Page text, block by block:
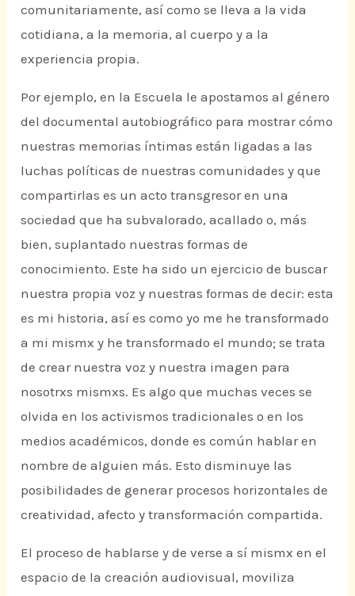
comunitariamente, así como se lleva a la vida
cotidiana, a la memoria, al cuerpo y a la
experiencia propia.
Por ejemplo, en la Escuela le apostamos al género
del documental autobiográfico para mostrar cómo
nuestras memorias íntimas están ligadas a las
luchas políticas de nuestras comunidades y que
compartirlas es un acto transgresor en una
sociedad que ha subvalorado, acallado o, más
bien, suplantado nuestras formas de
conocimiento. Este ha sido un ejercicio de buscar
nuestra propia voz y nuestras formas de decir: esta
es mi historia, así es como yo me he transformado
a mi mismx y he transformado el mundo; se trata
de crear nuestra voz y nuestra imagen para
nosotrxs mismxs. Es algo que muchas veces se
olvida en los activismos tradicionales o en los
medios académicos, donde es común hablar en
nombre de alguien más. Esto disminuye las
posibilidades de generar procesos horizontales de
creatividad, afecto y transformación compartida.
El proceso de hablarse y de verse a sí mismx en el
espacio de la creación audiovisual, moviliza